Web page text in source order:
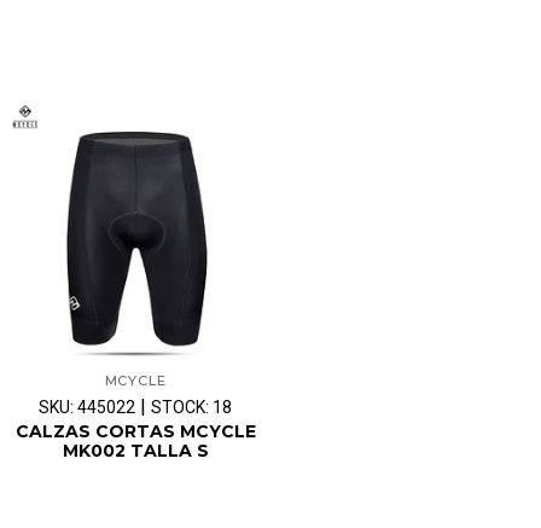
MCYCLE
SKU: 445022 | STOCK: 18
CALZAS CORTAS MCYCLE
MK002 TALLA S